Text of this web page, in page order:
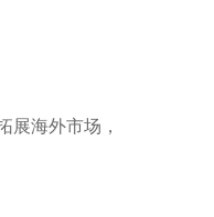
展海外市场，